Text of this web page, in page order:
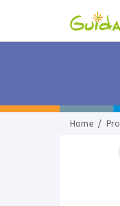
Home /